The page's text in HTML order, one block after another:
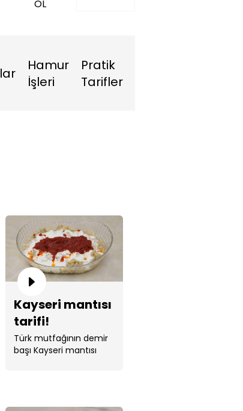
OL
Hamur
İşleri
Pratik
Tarifler
Kayseri mantısı
tarifi!
Türk mutfağının demir
başı Kayseri mantısı